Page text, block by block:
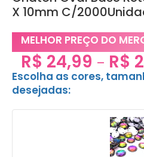
X 10mm C/
MELHOR PREÇO DO
R$ 24,99 – R$
Escolha as cores,
desejadas: